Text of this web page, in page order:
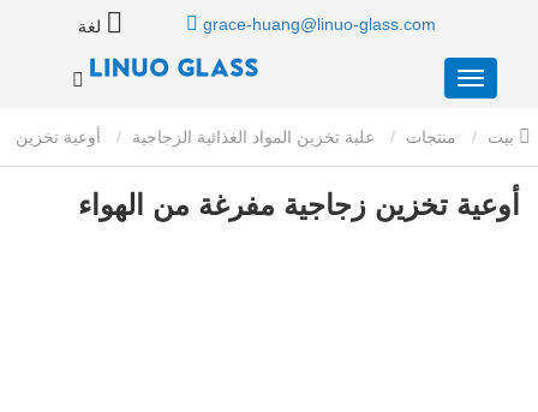
grace-huang@linuo-glass.com لغة
منتجات علبة تخزين المواد الغذائية الزجاجية أوعية تخزين
زجاجية مفرغة من الهواء
أوعية تخزين زجاجية مفرغة من الهواء